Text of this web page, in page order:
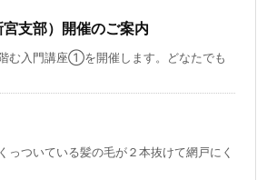
支部）開催のご案内
む入門講座①を開催します。どなたでも
っついている髪の毛が２本抜けて網戸にく